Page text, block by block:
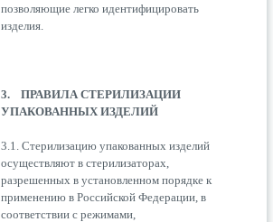
позволяющие легко идентифицировать
изделия.
3. ПРАВИЛА СТЕРИЛИЗАЦИИ
УПАКОВАННЫХ ИЗДЕЛИЙ
3.1. Стерилизацию упакованных изделий
осуществляют в стерилизаторах,
разрешенных в установленном порядке к
применению в Российской Федерации, в
соответствии с режимами,